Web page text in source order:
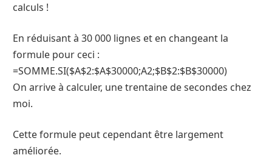
calculs !
En réduisant à 30 000 lignes et en changeant la
formule pour ceci :
=SOMME.SI($A$2:$A$30000;A2;$B$2:$B$30000)
On arrive à calculer, une trentaine de secondes chez
moi.
Cette formule peut cependant être largement
améliorée.